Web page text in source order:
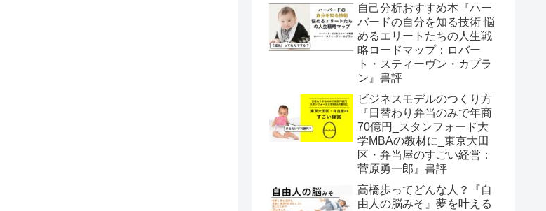
自己分析おすすめ本『ハー
バードの自分を知る技術 悩
めるエリートたちの人生戦
略ロードマップ：ロバー
ト・スティーヴン・カプラ
ン』書評
ビジネスモデルのつくり方
『日替わり弁当のみで年商
70億円_スタンフォード大
学MBAの教材に_東京大田
区・弁当屋のすごい経営：
菅原勇一郎』書評
高橋歩ってどんな人？『自
由人の脳みそ』夢を叶える